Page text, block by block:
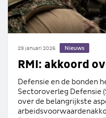
29 januari 2026 Nieuws
RMI: akkoord
Defensie en de bonden
Sectoroverleg Defensie
over de belangrijkste